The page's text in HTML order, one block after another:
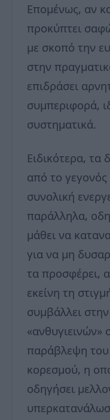
Επομένως, αν
προκύπτει
με σκοπό την
στην
επιδράσει
συμπεριφορά,
συστηματικά.
Ειδικότερα,
από το
συνολική
παράλληλα,
μάθει να
για να μη
τα προσφέρει,
εκείνη τη
συμβάλλει
παράβλεψη του
κορεσμού, η
οδηγήσει